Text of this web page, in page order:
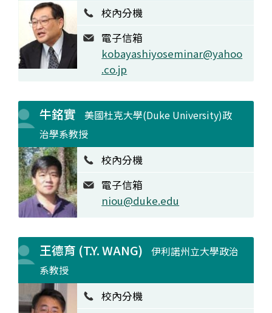
校內分機
電子信箱
kobayashiyoseminar@yahoo
.co.jp
牛銘實
美國杜克大學(Duke University)政
治學系教授
校內分機
電子信箱
niou@duke.edu
王德育 (T.Y. WANG)
伊利諾州立大學政治
系教授
校內分機